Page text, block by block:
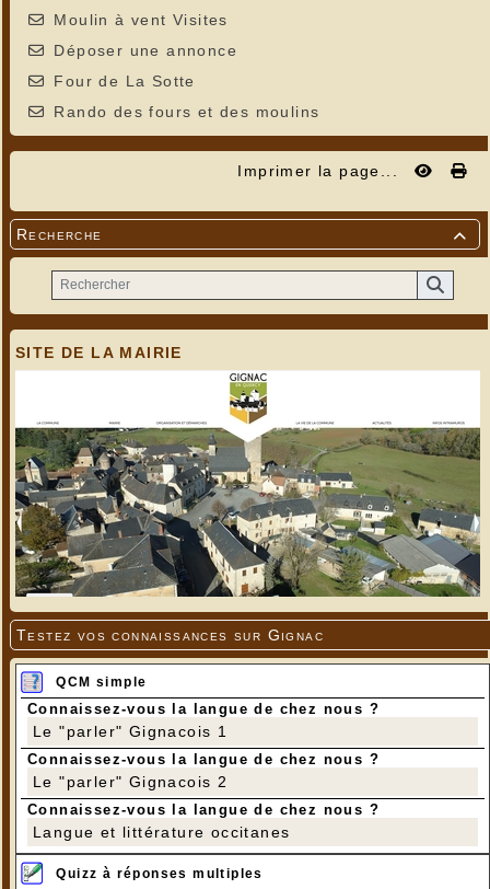
Moulin à vent Visites
Déposer une annonce
Four de La Sotte
Rando des fours et des moulins
Imprimer la page...

Recherche
SITE DE LA MAIRIE
Testez vos connaissances sur Gignac
QCM simple
Connaissez-vous la langue de chez nous ?
Le "parler" Gignacois 1
Connaissez-vous la langue de chez nous ?
Le "parler" Gignacois 2
Connaissez-vous la langue de chez nous ?
Langue et littérature occitanes
Quizz à réponses multiples